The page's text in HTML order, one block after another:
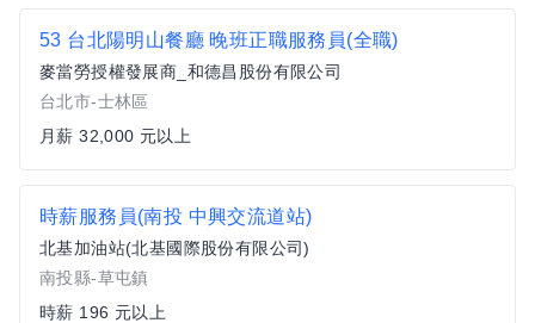
53 台北陽明山餐廳 晚班正職服務員(全職)
麥當勞授權發展商_和德昌股份有限公司
台北市-士林區
月薪 32,000 元以上
時薪服務員(南投 中興交流道站)
北基加油站(北基國際股份有限公司)
南投縣-草屯鎮
時薪 196 元以上